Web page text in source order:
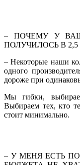
– ПОЧЕМУ У
ПОЛУЧИЛОСЬ В
– Некоторые наши
одного
дороже при
Мы гибки,
Выбираем тех, кто
стоит минимально.
– У МЕНЯ ЕСТЬ